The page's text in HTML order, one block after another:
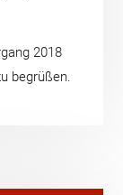
2018
begrüßen.